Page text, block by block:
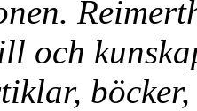
och